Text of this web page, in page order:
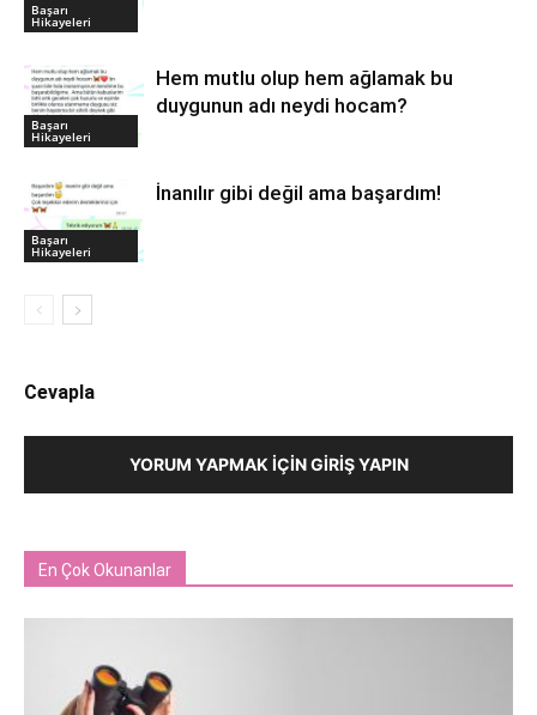
Başarı
Hikayeleri
Başarı
Hikayeleri
Hem mutlu olup hem ağlamak bu
duygunun adı neydi hocam?
Başarı
Hikayeleri
İnanılır gibi değil ama başardım!
Cevapla
YORUM YAPMAK İÇIN GIRIŞ YAPIN
En Çok Okunanlar